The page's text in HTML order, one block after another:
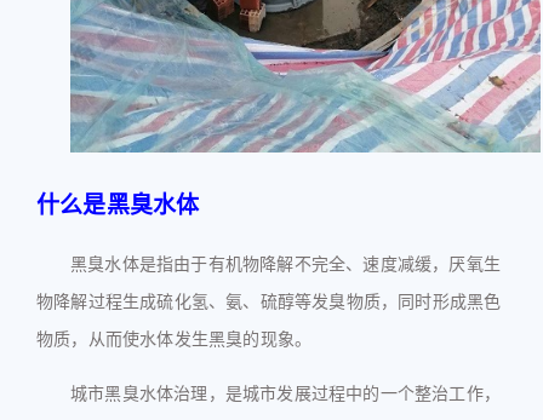
什么是黑臭水体
黑臭水体是指由于有机物降解不完全、速度减缓，厌氧生
物降解过程生成硫化氢、氨、硫醇等发臭物质，同时形成黑色
物质，从而使水体发生黑臭的现象。
城市黑臭水体治理，是城市发展过程中的一个整治工作，